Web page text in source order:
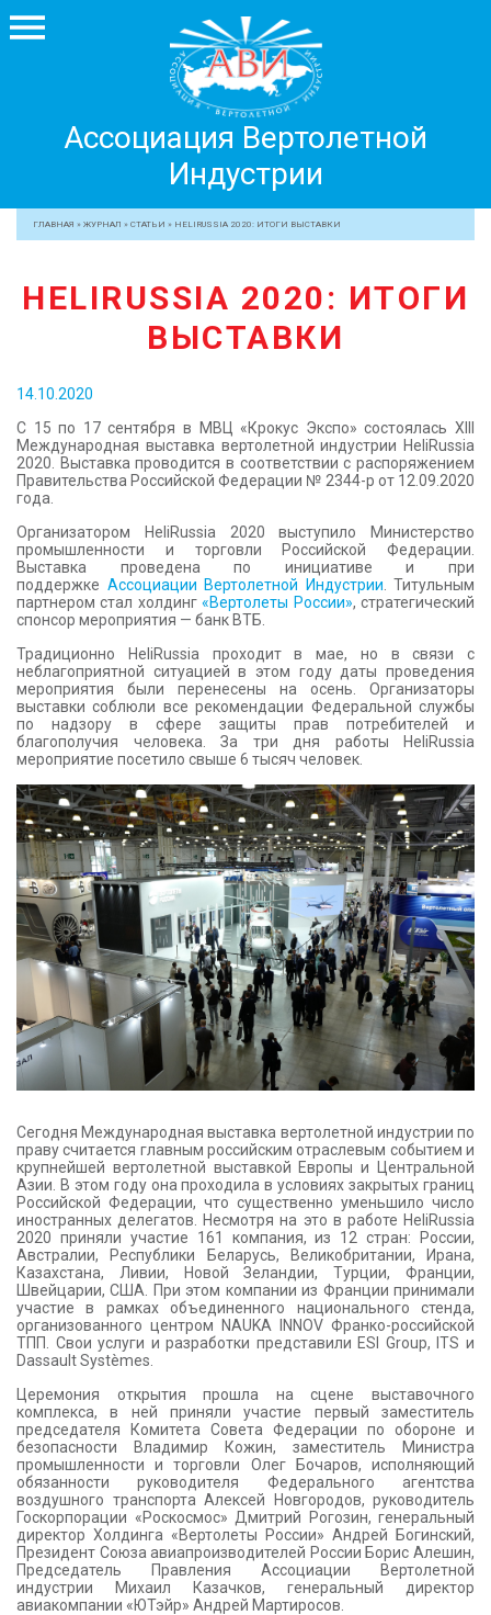
Ассоциация Вертолетной
Индустрии
Вертолетной
Индустрии
+7 499 755 99 29
ЧЛЕНЫ АВИ
МЕРОПРИЯТИЯ
ЖУРНАЛ
ПРЕССА
МЕДИА
КОНТАКТЫ
ГЛАВНАЯ » ЖУРНАЛ » СТАТЬИ » HELIRUSSIA 2020: ИТОГИ ВЫСТАВКИ
HELIRUSSIA 2020: ИТОГИ
ВЫСТАВКИ
14.10.2020
С 15 по 17 сентября в МВЦ «Крокус Экспо» состоялась XIII
Международная выставка вертолетной индустрии HeliRussia
2020. Выставка проводится в соответствии с распоряжением
Правительства Российской Федерации № 2344-р от 12.09.2020
года.
Организатором HeliRussia 2020 выступило Министерство
промышленности и торговли Российской Федерации.
Выставка проведена по инициативе и при
поддержке Ассоциации Вертолетной Индустрии . Титульным
партнером стал холдинг«Вертолеты России», стратегический
спонсор мероприятия — банк ВТБ.
Традиционно HeliRussia проходит в мае, но в связи с
неблагоприятной ситуацией в этом году даты проведения
мероприятия были перенесены на осень. Организаторы
выставки соблюли все рекомендации Федеральной службы
по надзору в сфере защиты прав потребителей и
благополучия человека. За три дня работы HeliRussia
мероприятие посетило свыше 6 тысяч человек.
Сегодня Международная выставка вертолетной индустрии по
праву считается главным российским отраслевым событием и
крупнейшей вертолетной выставкой Европы и Центральной
Азии. В этом году она проходила в условиях закрытых границ
Российской Федерации, что существенно уменьшило число
иностранных делегатов. Несмотря на это в работе HeliRussia
2020 приняли участие 161 компания, из 12 стран: России,
Австралии, Республики Беларусь, Великобритании, Ирана,
Казахстана, Ливии, Новой Зеландии, Турции, Франции,
Швейцарии, CША. При этом компании из Франции принимали
участие в рамках объединенного национального стенда,
организованного центром NAUKA INNOV Франко-российской
ТПП. Свои услуги и разработки представили ESI Group, ITS и
Dassault Systèmes.
Церемония открытия прошла на сцене выставочного
комплекса, в ней приняли участие первый заместитель
председателя Комитета Совета Федерации по обороне и
безопасности Владимир Кожин, заместитель Министра
промышленности и торговли Олег Бочаров, исполняющий
обязанности руководителя Федерального агентства
воздушного транспорта Алексей Новгородов, руководитель
Госкорпорации «Роскосмос» Дмитрий Рогозин, генеральный
директор Холдинга «Вертолеты России» Андрей Богинский,
Президент Союза авиапроизводителей России Борис Алешин,
Председатель Правления Ассоциации Вертолетной
индустрии Михаил Казачков, генеральный директор
авиакомпании «ЮТэйр» Андрей Мартиросов.